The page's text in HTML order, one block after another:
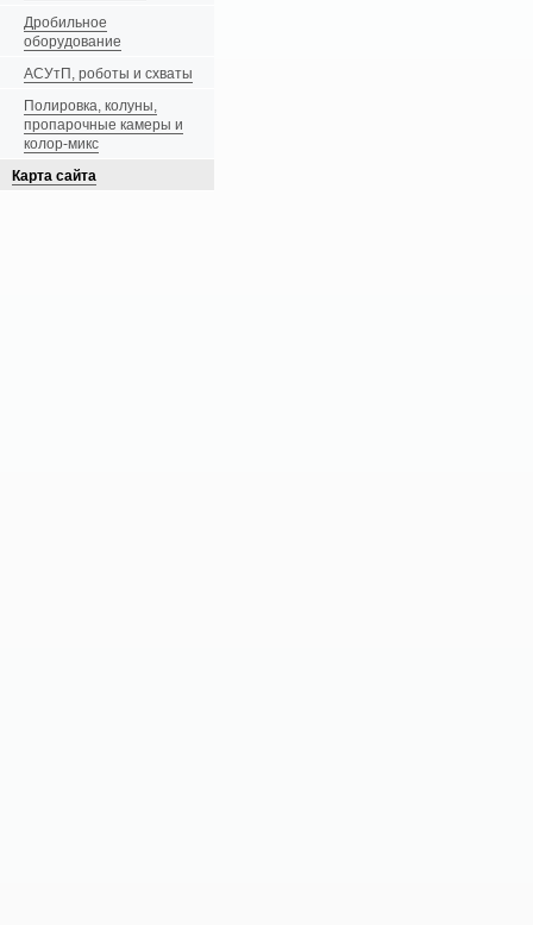
Дробильное
оборудование
АСУтП, роботы и схваты
Полировка, колуны,
пропарочные камеры и
колор-микс
Карта сайта